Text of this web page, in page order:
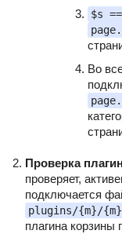
$s
Во
Проверка
проверяет,
подключается
plugins/{m}/
плагина корзины